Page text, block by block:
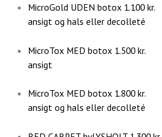
MicroGold UDEN botox 1.100 kr.
ansigt og hals eller decolleté
MicroTox MED botox 1.500 kr.
ansigt
MicroTox MED botox 1.800 kr.
ansigt og hals eller decolleté